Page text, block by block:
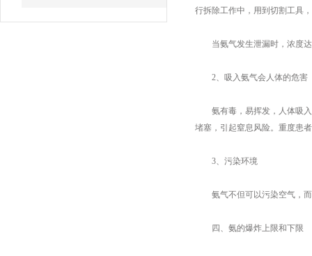
行拆除工作中，用到切割工具
当氨气发生泄漏时，浓度达
2、吸入氨气会人体的危害
氨有毒，易挥发，人体吸入
堵塞，引起窒息风险。重度患
3、污染环境
氨气不但可以污染空气，而
四、氨的爆炸上限和下限